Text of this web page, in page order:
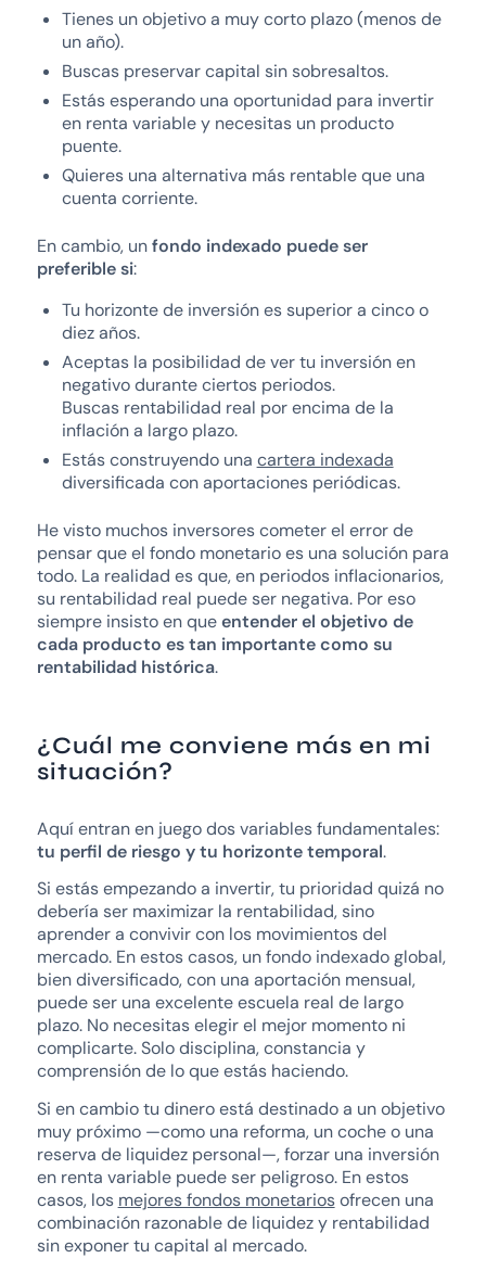
Tienes un objetivo a muy corto plazo (menos de
un año).
Buscas preservar capital sin sobresaltos.
Estás esperando una oportunidad para invertir
en renta variable y necesitas un producto
puente.
Quieres una alternativa más rentable que una
cuenta corriente.
En cambio, unfondo indexado puede ser
preferible si:
Tu horizonte de inversión es superior a cinco o
diez años.
Aceptas la posibilidad de ver tu inversión en
negativo durante ciertos periodos.
Buscas rentabilidad real por encima de la
inflación a largo plazo.
Estás construyendo una cartera indexada
diversificada con aportaciones periódicas.
He visto muchos inversores cometer el error de
pensar que el fondo monetario es una solución para
todo. La realidad es que, en periodos inflacionarios,
su rentabilidad real puede ser negativa. Por eso
siempre insisto en queentender el objetivo de
cada producto es tan importante como su
rentabilidad histórica.
¿Cuál me conviene más en mi
situación?
Aquí entran en juego dos variables fundamentales:
tu perfil de riesgo y tu horizonte temporal.
Si estás empezando a invertir, tu prioridad quizá no
debería ser maximizar la rentabilidad, sino
aprender a convivir con los movimientos del
mercado. En estos casos, un fondo indexado global,
bien diversificado, con una aportación mensual,
puede ser una excelente escuela real de largo
plazo. No necesitas elegir el mejor momento ni
complicarte. Solo disciplina, constancia y
comprensión de lo que estás haciendo.
Si en cambio tu dinero está destinado a un objetivo
muy próximo —como una reforma, un coche o una
reserva de liquidez personal—, forzar una inversión
en renta variable puede ser peligroso. En estos
casos, los mejores fondos monetariosofrecen una
combinación razonable de liquidez y rentabilidad
sin exponer tu capital al mercado.